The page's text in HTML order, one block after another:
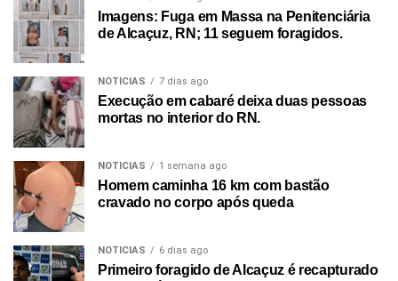
Imagens: Fuga em Massa na Penitenciária
de Alcaçuz, RN; 11 seguem foragidos.
NOTICIAS 7 dias ago
Execução em cabaré deixa duas pessoas
mortas no interior do RN.
NOTICIAS 1 semana ago
Homem caminha 16 km com bastão
cravado no corpo após queda
NOTICIAS 6 dias ago
Primeiro foragido de Alcaçuz é recapturado